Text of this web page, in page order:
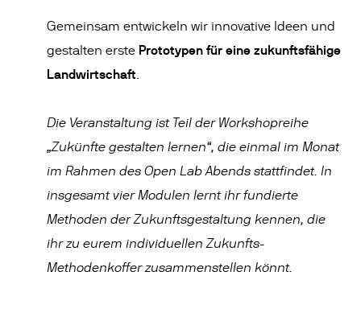
Gemeinsam entwickeln wir innovative Ideen und
gestalten erste Prototypen für eine zukunftsfähige
Landwirtschaft.
Die Veranstaltung ist Teil der Workshopreihe
„Zukünfte gestalten lernen“, die einmal im Monat
im Rahmen des Open Lab Abends stattfindet. In
insgesamt vier Modulen lernt ihr fundierte
Methoden der Zukunftsgestaltung kennen, die
ihr zu eurem individuellen Zukunfts-
Methodenkoffer zusammenstellen könnt.